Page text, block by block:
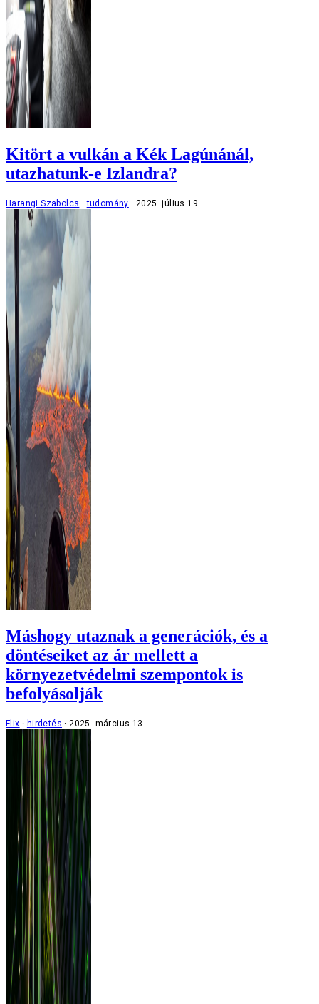
Kitört a vulkán a Kék Lagúnánál,
utazhatunk-e Izlandra?
Harangi Szabolcs tudomány 2025. július 19.
Máshogy utaznak a generációk, és a
döntéseiket az ár mellett a
környezetvédelmi szempontok is
befolyásolják
Flix hirdetés 2025. március 13.